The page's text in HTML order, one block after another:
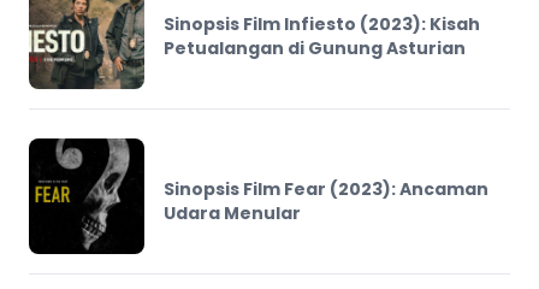
Sinopsis Film Infiesto (2023): Kisah
Petualangan di Gunung Asturian
Sinopsis Film Fear (2023): Ancaman
Udara Menular